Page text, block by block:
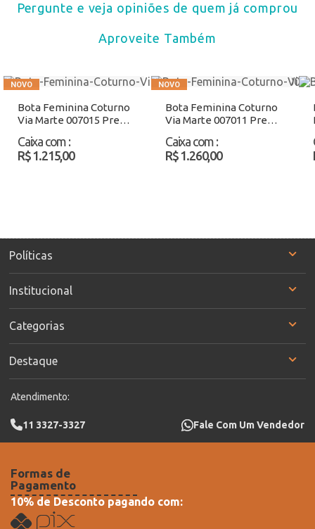
Pergunte e veja opiniões de quem já comprou
Aproveite Também
Bota Feminina Coturno
Via Marte 007015 Preto
Caixa com :
R$ 1.215,00
Bota Feminina Coturno
Via Marte 007011 Preto
Caixa com :
R$ 1.260,00
Políticas
Institucional
Categorias
Destaque
Atendimento:
11 3327-3327 Fale Com Um Vendedor
Formas de
Pagamento
10% de Desconto pagando com: